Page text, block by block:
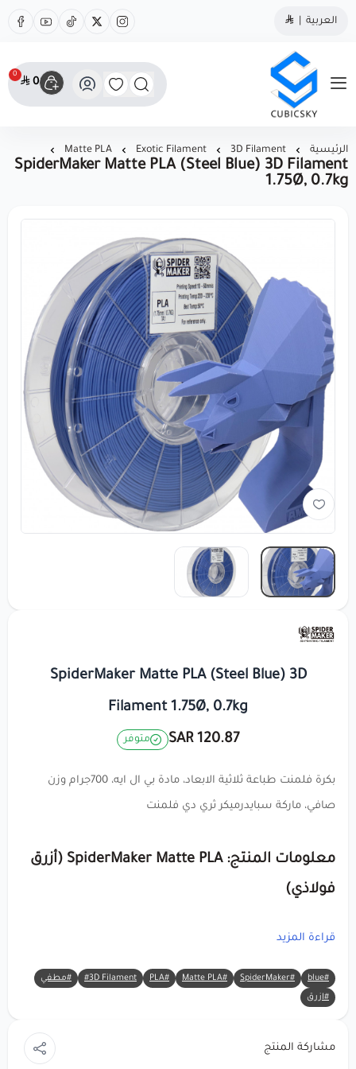
العربية
مؤسسة كيوبك سكاي
0
0
الرئيسية 3D Filament
Exotic Filament
Matte PLA
SpiderMaker Matte PLA (Steel Blue) 3D Filament
1.75Ø, 0.7kg
SpiderMaker Matte PLA (Steel Blue) 3D
Filament 1.75Ø, 0.7kg
120.87 SAR
متوفر
بكرة فلمنت طباعة ثلاثية الابعاد، مادة بي ال ايه، 700جرام وزن
صافي، ماركة سبايدرميكر ثري دي فلمنت
معلومات المنتج: SpiderMaker Matte PLA (أزرق
فولاذي)
🔸العلامة التجارية
🔸المادة:
PLA(حمض البوليلاكتيك)
🔸اللون
🔸قطر الخيط
قراءة المزيد
#blue
#SpiderMaker
#Matte PLA
#PLA
#3D Filament
#مطفي
#ازرق
مشاركة المنتج